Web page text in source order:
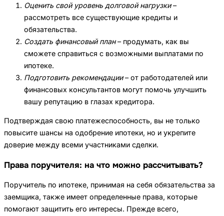
Оценить свой уровень долговой нагрузки–
рассмотреть все существующие кредиты и
обязательства.
Создать финансовый план– продумать, как вы
сможете справиться с возможными выплатами по
ипотеке.
Подготовить рекомендации– от работодателей или
финансовых консультантов могут помочь улучшить
вашу репутацию в глазах кредитора.
Подтверждая свою платежеспособность, вы не только
повысите шансы на одобрение ипотеки, но и укрепите
доверие между всеми участниками сделки.
Права поручителя: на что можно рассчитывать?
Поручитель по ипотеке, принимая на себя обязательства за
заемщика, также имеет определенные права, которые
помогают защитить его интересы. Прежде всего,